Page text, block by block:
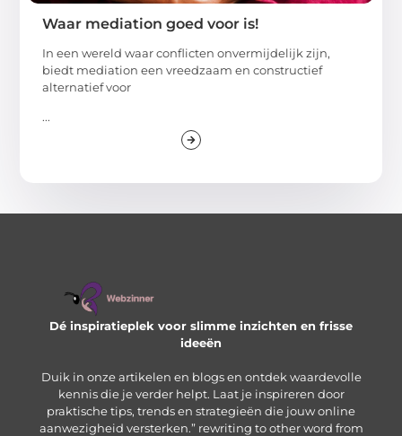
Waar mediation goed voor is!
In een wereld waar conflicten onvermijdelijk zijn,
biedt mediation een vreedzaam en constructief
alternatief voor
...
Dé inspiratieplek voor slimme inzichten en frisse
ideeën
Duik in onze artikelen en blogs en ontdek waardevolle
kennis die je verder helpt. Laat je inspireren door
praktische tips, trends en strategieën die jouw online
aanwezigheid versterken.” rewriting to other word from